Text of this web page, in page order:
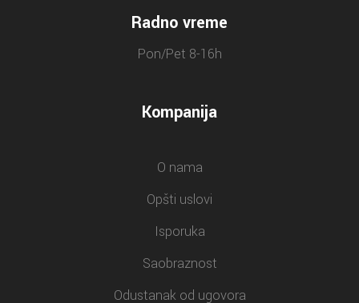
Radno vreme
Pon/Pet 8-16h
Kompanija
O nama
Opšti uslovi
Isporuka
Saobraznost
Odustanak od ugovora